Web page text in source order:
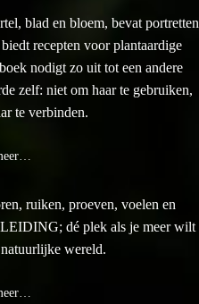
blad en bloem, bevat portretten
recepten voor plantaardige
nodigt zo uit tot een andere
zelf: niet om haar te gebruiken,
te verbinden.
ruiken, proeven, voelen en
dé plek als je meer wilt
wereld.